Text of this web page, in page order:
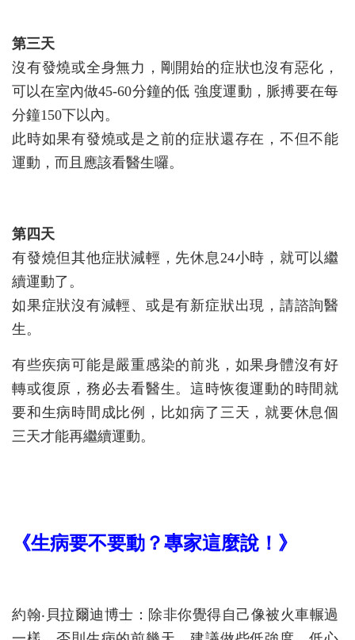
第三天
沒有發燒或全身無力，剛開始的症狀也沒有惡化，
可以在室內做45-60分鐘的低 強度運動，脈搏要在每
分鐘150下以內。
此時如果有發燒或是之前的症狀還存在，不但不能
運動，而且應該看醫生囉。
第四天
有發燒但其他症狀減輕，先休息24小時，就可以繼
續運動了。
如果症狀沒有減輕、或是有新症狀出現，請諮詢醫
生。
有些疾病可能是嚴重感染的前兆，如果身體沒有好
轉或復原，務必去看醫生。這時恢復運動的時間就
要和生病時間成比例，比如病了三天，就要休息個
三天才能再繼續運動。
《生病要不要動？專家這麼說！》
約翰‧貝拉爾迪博士：除非你覺得自己像被火車輾過